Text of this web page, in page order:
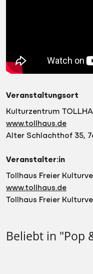
Veranstaltungsort
Kulturzentrum
www.tollhaus.de
Alter Schlachthof 35,
Veranstalter:in
Tollhaus Freier
www.tollhaus.de
Tollhaus Freier
Beliebt in "Pop